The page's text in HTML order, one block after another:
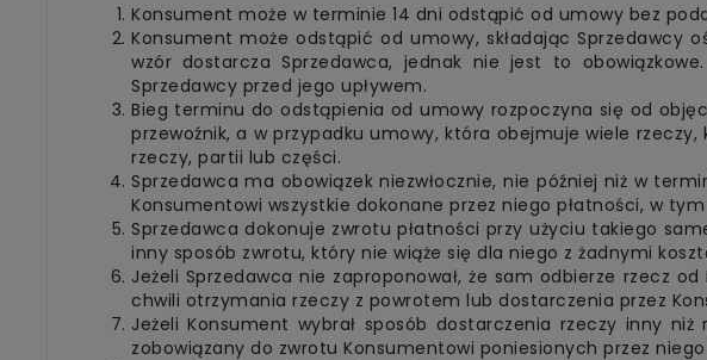
Konsument może w terminie 14 dni odstąpić od umowy bez
Konsument może odstąpić od umowy, składając Sprzedawcy
wzór dostarcza Sprzedawca, jednak nie jest to
Sprzedawcy przed jego upływem.
Bieg terminu do odstąpienia od umowy rozpoczyna się od
przewoźnik, a w przypadku umowy, która obejmuje wiele
rzeczy, partii lub części.
Sprzedawca ma obowiązek niezwłocznie, nie później niż w
Konsumentowi wszystkie dokonane przez niego płatności, w
Sprzedawca dokonuje zwrotu płatności przy użyciu takiego
inny sposób zwrotu, który nie wiąże się dla niego z żadnymi
Jeżeli Sprzedawca nie zaproponował, że sam odbierze rzecz
chwili otrzymania rzeczy z powrotem lub dostarczenia przez
Jeżeli Konsument wybrał sposób dostarczenia rzeczy inny
zobowiązany do zwrotu Konsumentowi poniesionych przez